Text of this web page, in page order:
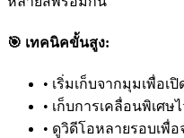
🎯 เทคนิคขั้นสูง:
• เริ่มเก็บจากมุมเพื่อเ
• เก็บการเคลื่อนพิเศษ
• ดูวิดีโอหลายรอบเพื่